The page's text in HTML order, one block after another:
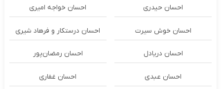
احسان حیدری احسان خواجه امیری
احسان خوش سیرت احسان درستكار و فرهاد شيرى
احسان دریادل احسان رمضان‌پور
احسان عبدی احسان غفاری